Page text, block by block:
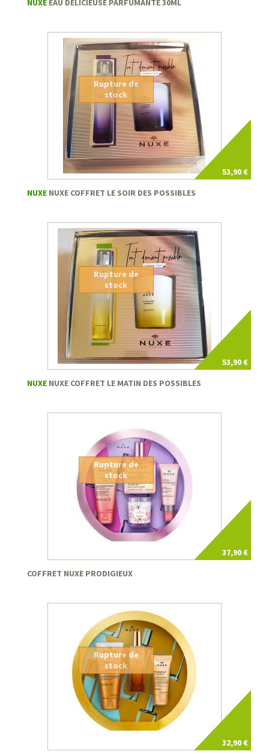
NUXE EAU DÉLICIEUSE PARFUMANTE 30ML
53,90 €
Rupture de
stock
NUXE NUXE COFFRET LE SOIR DES POSSIBLES
53,90 €
Rupture de
stock
NUXE NUXE COFFRET LE MATIN DES POSSIBLES
37,90 €
Rupture de
stock
COFFRET NUXE PRODIGIEUX
32,90 €
Rupture de
stock